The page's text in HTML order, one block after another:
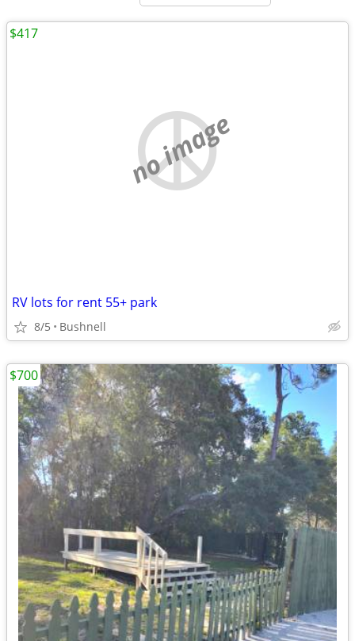
no image
RV lots for rent 55+ park
8/5 Bushnell
$417
$700